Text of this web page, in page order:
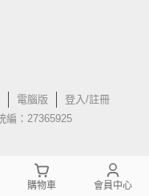
電腦版
登入/註冊
編：27365925
購物車 會員中心